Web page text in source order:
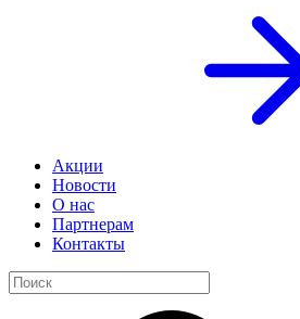
Акции
Новости
О нас
Партнерам
Контакты